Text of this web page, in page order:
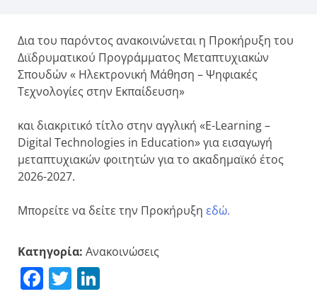
Δια του παρόντος ανακοινώνεται η Προκήρυξη του
Διϊδρυματικού Προγράμματος Μεταπτυχιακών
Σπουδών « Ηλεκτρονική Μάθηση – Ψηφιακές
Τεχνολογίες στην Εκπαίδευση»
και διακριτικό τίτλο στην αγγλική «E-Learning –
Digital Technologies in Education» για εισαγωγή
μεταπτυχιακών φοιτητών για το ακαδημαϊκό έτος
2026-2027.
Μπορείτε να δείτε την Προκήρυξη εδώ.
Κατηγορία: Ανακοινώσεις
Facebook
Twitter